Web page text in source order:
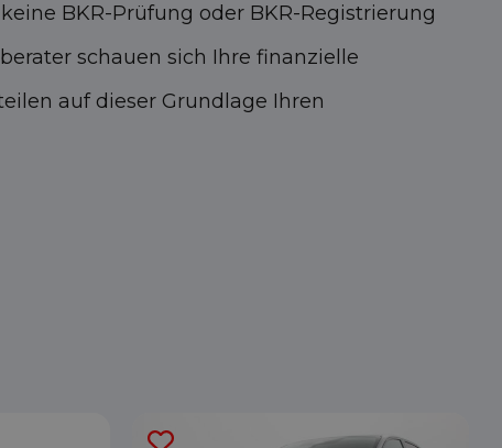
BKR-Prüfung oder BKR-Registrierung
schauen sich Ihre finanzielle
auf dieser Grundlage Ihren